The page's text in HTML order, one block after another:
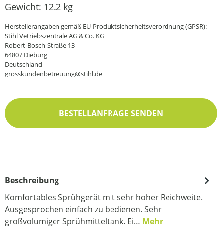
Gewicht: 12.2 kg
Herstellerangaben gemäß EU-Produktsicherheitsverordnung (GPSR):
Stihl Vetriebszentrale AG & Co. KG
Robert-Bosch-Straße 13
64807 Dieburg
Deutschland
grosskundenbetreuung@stihl.de
BESTELLANFRAGE SENDEN
Beschreibung
Komfortables Sprühgerät mit sehr hoher Reichweite.
Ausgesprochen einfach zu bedienen. Sehr
großvolumiger Sprühmitteltank. Ei… Mehr